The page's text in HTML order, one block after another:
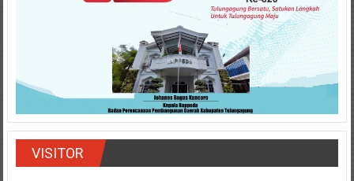
VISITOR